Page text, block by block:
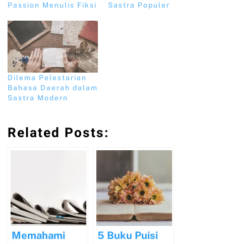
Passion Menulis Fiksi
Sastra Populer
Dilema Pelestarian
Bahasa Daerah dalam
Sastra Modern
Related Posts:
Memahami
5 Buku Puisi